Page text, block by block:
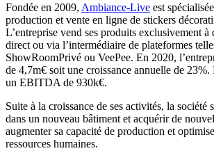
Fondée en 2009, Ambiance-Live est
production et vente en ligne de stickers
L’entreprise vend ses produits exclusivement à
direct ou via l’intermédiaire de plateformes
ShowRoomPrivé ou VeePee. En 2020,
de 4,7m€ soit une croissance annuelle de
un EBITDA de 930k€.
Suite à la croissance de ses activités, la société
dans un nouveau bâtiment et acquérir de
augmenter sa capacité de production et
ressources humaines.